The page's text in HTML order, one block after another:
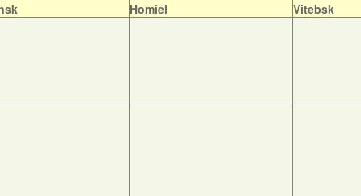
Homiel
Vitebsk